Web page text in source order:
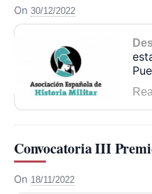
On 30/12/2022
Convocatoria III
On 18/11/2022